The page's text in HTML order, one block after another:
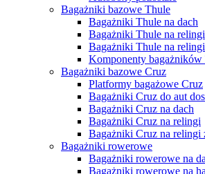
Bagażniki bazowe Thule
Bagażniki Thule na dach
Bagażniki Thule na relingi
Bagażniki Thule na
Komponenty bagażników
Bagażniki bazowe Cruz
Platformy bagażowe Cruz
Bagażniki Cruz do aut
Bagażniki Cruz na dach
Bagażniki Cruz na relingi
Bagażniki Cruz na relingi
Bagażniki rowerowe
Bagażniki rowerowe na
Bagażniki rowerowe na